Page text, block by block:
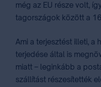
még az EU része volt,
tagországok között a
Ami a terjesztést illeti, a
terjedése által is
miatt – leginkább a
szállítást részesítették